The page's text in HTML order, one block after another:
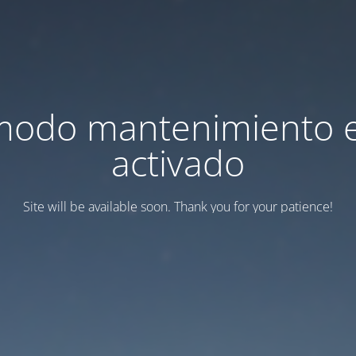
mantenimiento
activado
Site will be available soon. Thank you for your patience!